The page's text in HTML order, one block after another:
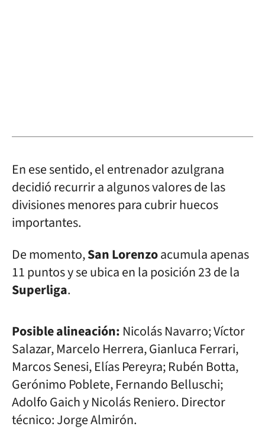
En ese sentido, el entrenador azulgrana
decidió recurrir a algunos valores de las
divisiones menores para cubrir huecos
importantes.
De momento,San Lorenzoacumula apenas
11 puntos y se ubica en la posición 23 de la
Superliga.
Posible alineación: Nicolás Navarro; Víctor
Salazar, Marcelo Herrera, Gianluca Ferrari,
Marcos Senesi, Elías Pereyra; Rubén Botta,
Gerónimo Poblete, Fernando Belluschi;
Adolfo Gaich y Nicolás Reniero. Director
técnico: Jorge Almirón.